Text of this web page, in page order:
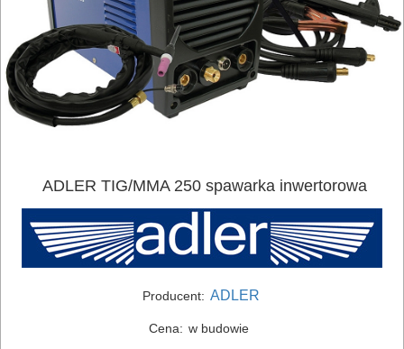
ADLER TIG/MMA 250 spawarka inwertorowa
Producent: ADLER
Cena: w budowie